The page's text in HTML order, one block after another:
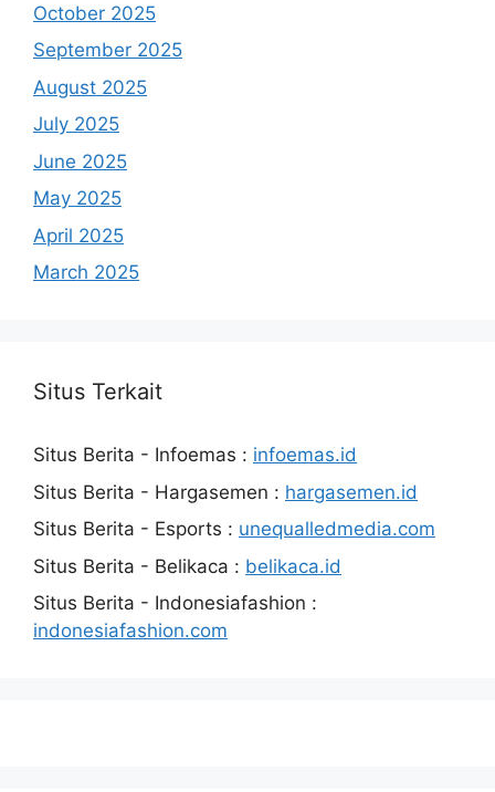
October 2025
September 2025
August 2025
July 2025
June 2025
May 2025
April 2025
March 2025
Situs Terkait
Situs Berita - Infoemas : infoemas.id
Situs Berita - Hargasemen : hargasemen.id
Situs Berita - Esports : unequalledmedia.com
Situs Berita - Belikaca : belikaca.id
Situs Berita - Indonesiafashion :
indonesiafashion.com